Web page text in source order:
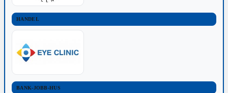
HANDEL
BANK-JOBB-HUS